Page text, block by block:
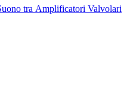
tra Amplificatori Valvolari